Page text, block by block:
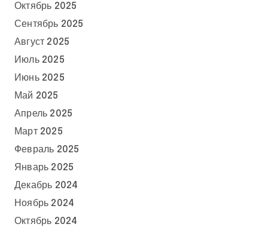
Октябрь 2025
Сентябрь 2025
Август 2025
Июль 2025
Июнь 2025
Май 2025
Апрель 2025
Март 2025
Февраль 2025
Январь 2025
Декабрь 2024
Ноябрь 2024
Октябрь 2024